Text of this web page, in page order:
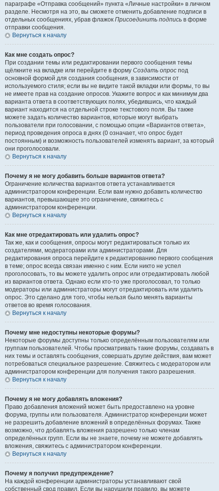
параграфе «Отправка сообщений» пункта «Личные настройки» в личном
разделе. Несмотря на это, вы сможете отменить добавление подписи в
отдельных сообщениях, убрав флажок Присоединить подпись в форме
отправки сообщения.
Вернуться к началу
Как мне создать опрос?
При создании темы или редактировании первого сообщения темы
щёлкните на вкладке или перейдите в форму Создать опрос под
основной формой для создания сообщения, в зависимости от
используемого стиля; если вы не видите такой вкладки или формы, то вы
не имеете прав на создание опросов. Укажите вопрос и как минимум два
варианта ответа в соответствующих полях, убедившись, что каждый
вариант находится на отдельной строке текстового поля. Вы также
можете задать количество вариантов, которые могут выбрать
пользователи при голосовании, с помощью опции «Вариантов ответа»,
период проведения опроса в днях (0 означает, что опрос будет
постоянным) и возможность пользователей изменять вариант, за который
они проголосовали.
Вернуться к началу
Почему я не могу добавить больше вариантов ответа?
Ограничение количества вариантов ответа устанавливается
администратором конференции. Если вам нужно добавить количество
вариантов, превышающее это ограничение, свяжитесь с
администратором конференции.
Вернуться к началу
Как мне отредактировать или удалить опрос?
Так же, как и сообщения, опросы могут редактироваться только их
создателями, модераторами или администраторами. Для
редактирования опроса перейдите к редактированию первого сообщения
в теме; опрос всегда связан именно с ним. Если никто не успел
проголосовать, то вы можете удалить опрос или отредактировать любой
из вариантов ответа. Однако если кто-то уже проголосовал, то только
модераторы или администраторы могут отредактировать или удалить
опрос. Это сделано для того, чтобы нельзя было менять варианты
ответов во время голосования.
Вернуться к началу
Почему мне недоступны некоторые форумы?
Некоторые форумы доступны только определённым пользователям или
группам пользователей. Чтобы просматривать такие форумы, создавать в
них темы и оставлять сообщения, совершать другие действия, вам может
потребоваться специальное разрешение. Свяжитесь с модератором или
администратором конференции для получения такого разрешения.
Вернуться к началу
Почему я не могу добавлять вложения?
Право добавления вложений может быть предоставлено на уровне
форума, группы или пользователя. Администратор конференции может
не разрешить добавление вложений в определённых форумах. Также
возможно, что добавлять вложения разрешено только членам
определённых групп. Если вы не знаете, почему не можете добавлять
вложения, свяжитесь с администратором конференции.
Вернуться к началу
Почему я получил предупреждение?
На каждой конференции администраторы устанавливают свой
собственный свод правил. Если вы нарушили правило, вы можете